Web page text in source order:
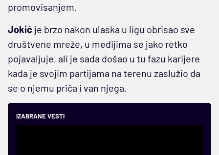
promovisanjem.
Jokić je brzo nakon ulaska u ligu obrisao sve
društvene mreže, u medijima se jako retko
pojavaljuje, ali je sada došao u tu fazu karijere
kada je svojim partijama na terenu zaslužio da
se o njemu priča i van njega.
IZABRANE VESTI